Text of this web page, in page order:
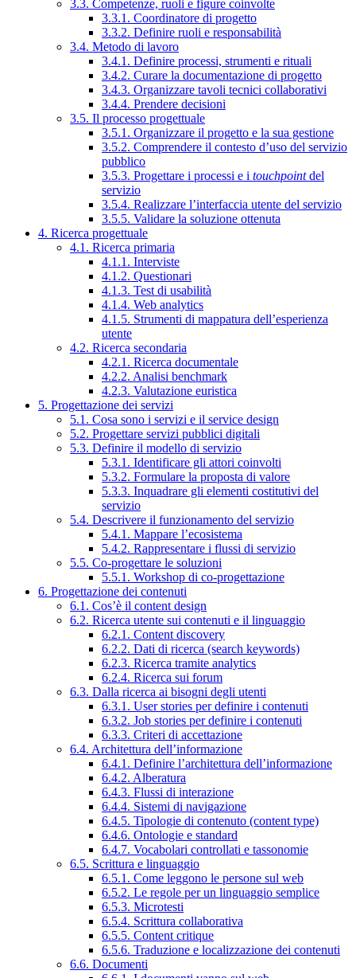
3.3. Competenze, ruoli e figure coinvolte
3.3.1. Coordinatore di progetto
3.3.2. Definire ruoli e responsabilità
3.4. Metodo di lavoro
3.4.1. Definire processi, strumenti e rituali
3.4.2. Curare la documentazione di progetto
3.4.3. Organizzare tavoli tecnici collaborativi
3.4.4. Prendere decisioni
3.5. Il processo progettuale
3.5.1. Organizzare il progetto e la sua gestione
3.5.2. Comprendere il contesto d’uso del servizio
pubblico
3.5.3. Progettare i processi e i touchpointdel
servizio
3.5.4. Realizzare l’interfaccia utente del servizio
3.5.5. Validare la soluzione ottenuta
4. Ricerca progettuale
4.1. Ricerca primaria
4.1.1. Interviste
4.1.2. Questionari
4.1.3. Test di usabilità
4.1.4. Web analytics
4.1.5. Strumenti di mappatura dell’esperienza
utente
4.2. Ricerca secondaria
4.2.1. Ricerca documentale
4.2.2. Analisi benchmark
4.2.3. Valutazione euristica
5. Progettazione dei servizi
5.1. Cosa sono i servizi e il service design
5.2. Progettare servizi pubblici digitali
5.3. Definire il modello di servizio
5.3.1. Identificare gli attori coinvolti
5.3.2. Formulare la proposta di valore
5.3.3. Inquadrare gli elementi costitutivi del
servizio
5.4. Descrivere il funzionamento del servizio
5.4.1. Mappare l’ecosistema
5.4.2. Rappresentare i flussi di servizio
5.5. Co-progettare le soluzioni
5.5.1. Workshop di co-progettazione
6. Progettazione dei contenuti
6.1. Cos’è il content design
6.2. Ricerca utente sui contenuti e il linguaggio
6.2.1. Content discovery
6.2.2. Dati di ricerca (search keywords)
6.2.3. Ricerca tramite analytics
6.2.4. Ricerca sui forum
6.3. Dalla ricerca ai bisogni degli utenti
6.3.1. User stories per definire i contenuti
6.3.2. Job stories per definire i contenuti
6.3.3. Criteri di accettazione
6.4. Architettura dell’informazione
6.4.1. Definire l’architettura dell’informazione
6.4.2. Alberatura
6.4.3. Flussi di interazione
6.4.4. Sistemi di navigazione
6.4.5. Tipologie di contenuto (content type)
6.4.6. Ontologie e standard
6.4.7. Vocabolari controllati e tassonomie
6.5. Scrittura e linguaggio
6.5.1. Come leggono le persone sul web
6.5.2. Le regole per un linguaggio semplice
6.5.3. Microtesti
6.5.4. Scrittura collaborativa
6.5.5. Content critique
6.5.6. Traduzione e localizzazione dei contenuti
6.6. Documenti